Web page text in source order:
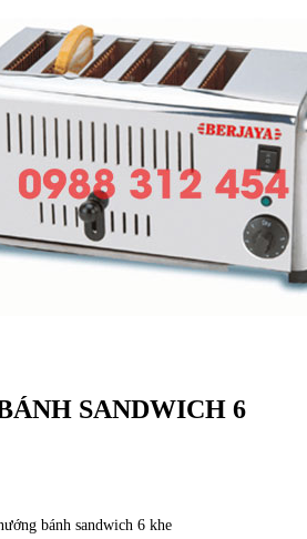
SANDWICH 6
bánh sandwich 6 khe